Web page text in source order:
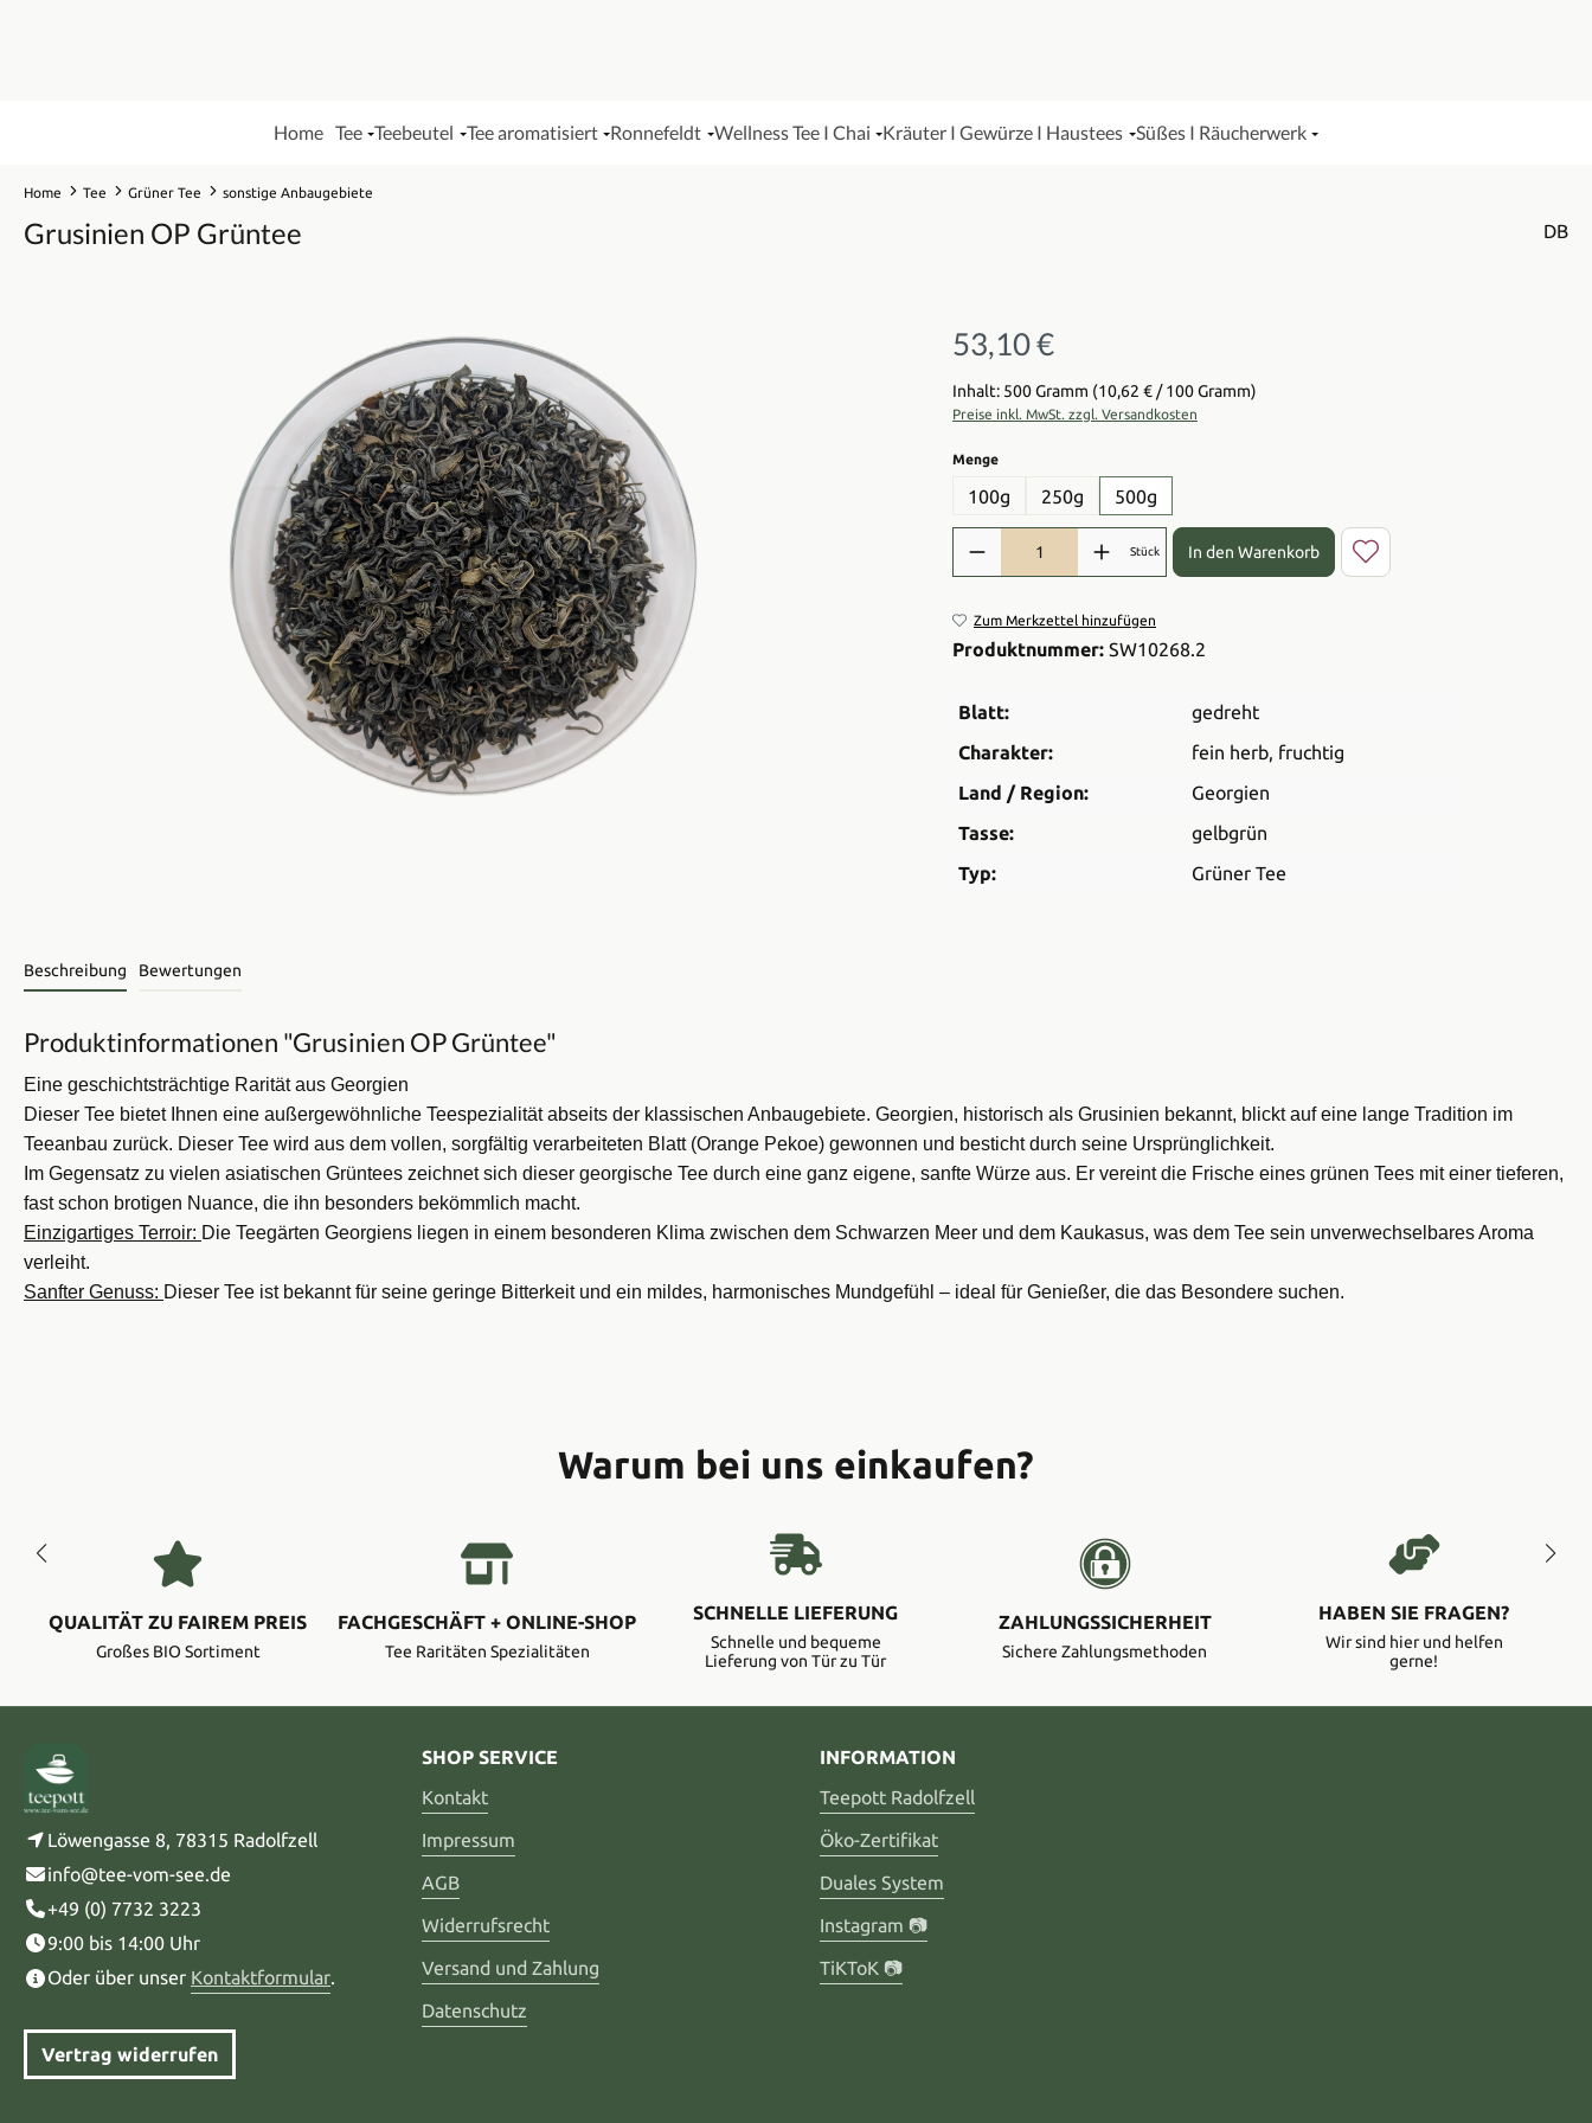
Home Tee Teebeutel Tee aromatisiert Ronnefeldt Wellness Tee I Chai Kräuter I Gewürze I Haustees Süßes I Räucherwerk
Home Tee Grüner Tee sonstige Anbaugebiete
Grusinien OP Grüntee DB
Regulärer Preis:
53,10 €
Inhalt: 500 Gramm (10,62 € / 100 Gramm)
Preise inkl. MwSt. zzgl. Versandkosten
Mengeauswählen
100g 250g 500g
Produkt Anzahl: Gib den gewünschten Wert ein oder benutze die
Stück In den Warenkorb
Zum Merkzettel hinzufügen
Produktnummer: SW10268.2
Blatt:
gedreht
Charakter:
fein herb, fruchtig
Land / Region:
Georgien
Tasse:
gelbgrün
Typ:
Grüner Tee
Beschreibung Bewertungen
Produktinformationen "Grusinien OP Grüntee"
Eine geschichtsträchtige Rarität aus Georgien
Dieser Tee bietet Ihnen eine außergewöhnliche Teespezialität abseits der klassischen Anbaugebiete. Georgien, historisch als Grusinien bekannt, blickt auf eine lange Tradition im
Teeanbau zurück. Dieser Tee wird aus dem vollen, sorgfältig verarbeiteten Blatt (Orange Pekoe) gewonnen und besticht durch seine Ursprünglichkeit.
Im Gegensatz zu vielen asiatischen Grüntees zeichnet sich dieser georgische Tee durch eine ganz eigene, sanfte Würze aus. Er vereint die Frische eines grünen Tees mit einer tieferen,
fast schon brotigen Nuance, die ihn besonders bekömmlich macht.
Einzigartiges Terroir: Die Teegärten Georgiens liegen in einem besonderen Klima zwischen dem Schwarzen Meer und dem Kaukasus, was dem Tee sein unverwechselbares Aroma
verleiht.
Sanfter Genuss: Dieser Tee ist bekannt für seine geringe Bitterkeit und ein mildes, harmonisches Mundgefühl – ideal für Genießer, die das Besondere suchen.
Warum bei uns einkaufen?
QUALITÄT ZU FAIREM PREIS
Großes BIO Sortiment
FACHGESCHÄFT + ONLINE-SHOP
Tee Raritäten Spezialitäten
SCHNELLE LIEFERUNG
Schnelle und bequeme
Lieferung von Tür zu Tür
ZAHLUNGSSICHERHEIT
Sichere Zahlungsmethoden
HABEN SIE FRAGEN?
Wir sind hier und helfen
gerne!
Löwengasse 8, 78315 Radolfzell
info@tee-vom-see.de
+49 (0) 7732 3223
9:00 bis 14:00 Uhr
Oder über unser Kontaktformular.
Vertrag widerrufen
SHOP SERVICE
Kontakt
Impressum
AGB
Widerrufsrecht
Versand und Zahlung
Datenschutz
INFORMATION
Teepott Radolfzell
Öko-Zertifikat
Duales System
Instagram 📷
TiKToK 📷